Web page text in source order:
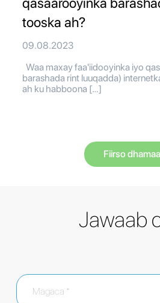
tooska ah?
09.08.2023
Waa maxay faa'iidooyinka iyo
barashada rint luuqadda)
ah ku habboona […]
Fiirso
Jawaab